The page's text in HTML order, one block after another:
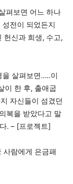
펴보면 어느 하나
전이 되었든지
헌신과 희생, 수고,
을 살펴보면…..이
이 한 후, 출애굽
자신들이 섬겼던
복을 받았다고 말
. – [프로젝트]
사람에게 은금패